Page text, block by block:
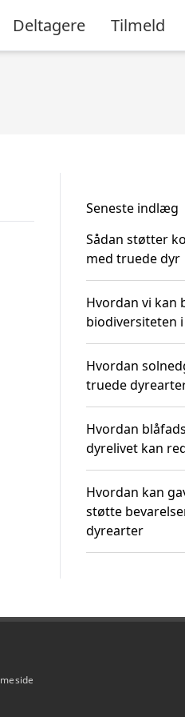
Deltagere Tilmeld
Seneste indlæg
Sådan støtter
med truede dyr
Hvordan vi kan
biodiversiteten
Hvordan
truede
Hvordan
dyrelivet kan
Hvordan kan
støtte
dyrearter